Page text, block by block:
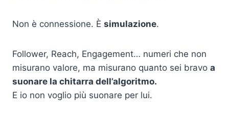
Non è connessione. È simulazione.
Follower, Reach, Engagement… numeri che non
misurano valore, ma misurano quanto sei bravo a
suonare la chitarra dell’algoritmo.
E io non voglio più suonare per lui.